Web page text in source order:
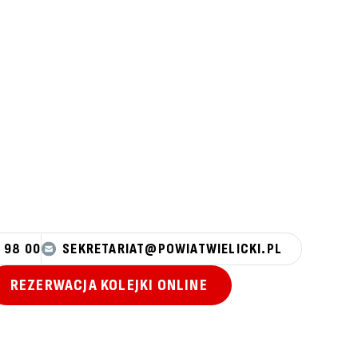
98 00 SEKRETARIAT@POWIATWIELICKI.PL
REZERWACJA KOLEJKI ONLINE